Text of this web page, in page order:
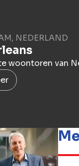
NEDERLAND
woontoren van